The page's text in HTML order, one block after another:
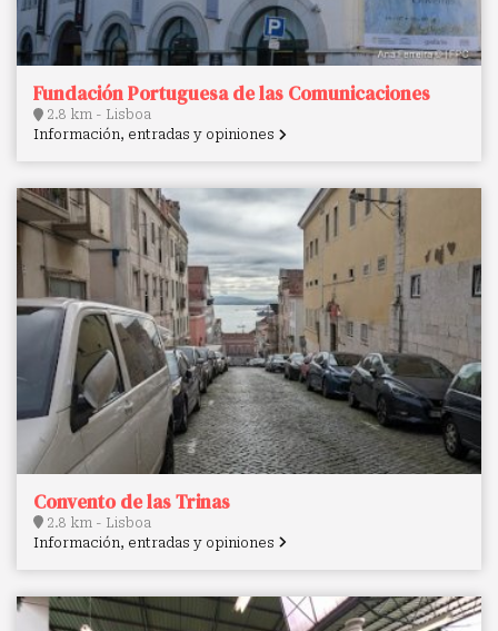
Fundación Portuguesa de las Comunicaciones
2.8 km - Lisboa
Información, entradas y opiniones
Convento de las Trinas
2.8 km - Lisboa
Información, entradas y opiniones